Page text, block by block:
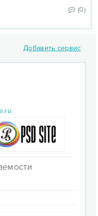
(0)
Добавить сервис